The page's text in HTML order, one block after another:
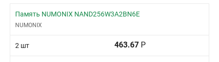
Память NUMONIX NAND256W3A2BN6E
NUMONIX
2 шт 463.67 Р